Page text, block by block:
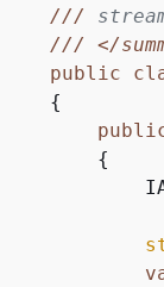
///
///
</
public
{
{